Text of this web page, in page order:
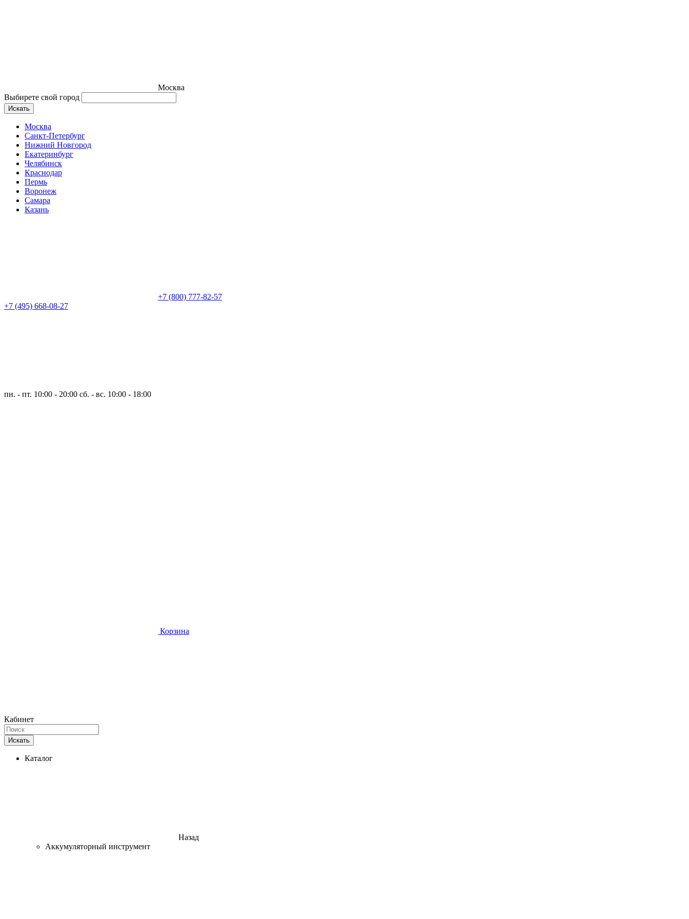
Москва
Выбирете свой город
Искать
Москва
Санкт-Петербург
Нижний Новгород
Екатеринбург
Челябинск
Краснодар
Пермь
Воронеж
Самара
Казань
+7 (800) 777-82-57
+7 (495) 668-08-27
пн. - пт. 10:00 - 20:00 сб. - вс. 10:00 - 18:00
Корзина
Кабинет
Искать
Каталог
Назад
Аккумуляторный инструмент